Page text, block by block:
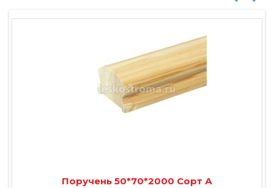
Поручень 50*70*2000 Сорт А